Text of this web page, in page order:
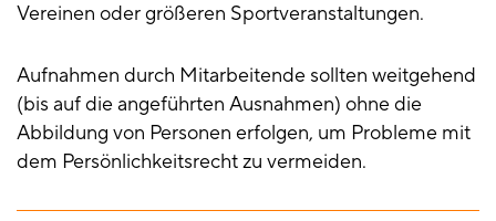
Vereinen oder größeren Sportveranstaltungen.
Aufnahmen durch Mitarbeitende sollten weitgehend
(bis auf die angeführten Ausnahmen) ohne die
Abbildung von Personen erfolgen, um Probleme mit
dem Persönlichkeitsrecht zu vermeiden.